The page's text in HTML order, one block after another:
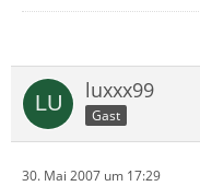
luxxx99
Gast
30. Mai 2007 um 17:29